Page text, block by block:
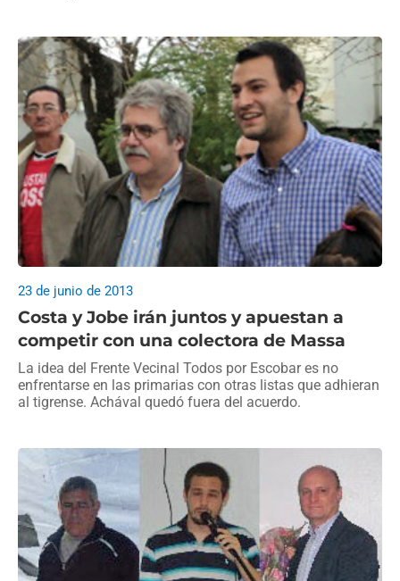
Costa y Jobe irán juntos y apuestan a
competir con una colectora de Massa
23 de junio de 2013
La idea del Frente Vecinal Todos por Escobar es no
enfrentarse en las primarias con otras listas que adhieran
al tigrense. Achával quedó fuera del acuerdo.